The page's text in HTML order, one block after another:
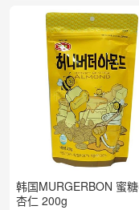
韩国MURGERBON 蜜
杏仁 200g